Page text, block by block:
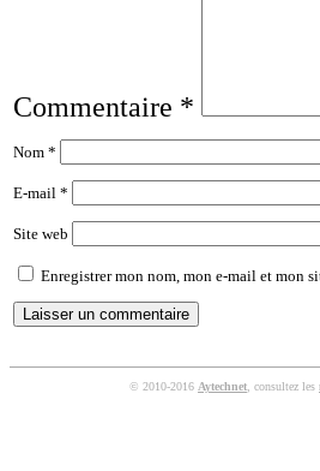
Commentaire *
Nom *
E-mail *
Site web
Enregistrer mon nom, mon e-mail et mon
© 2010-2016 Aytechnet , consultez les